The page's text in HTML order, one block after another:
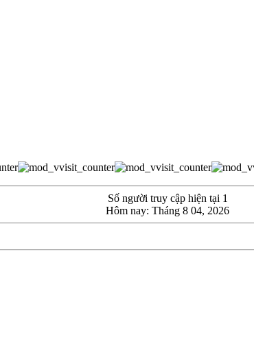
Số người truy cập hiện tại 1
Hôm nay: Tháng 8 04, 2026